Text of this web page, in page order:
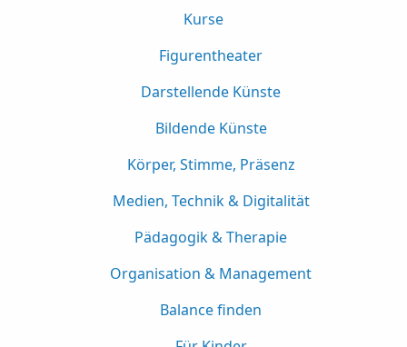
Kurse
Figurentheater
Darstellende Künste
Bildende Künste
Körper, Stimme, Präsenz
Medien, Technik & Digitalität
Pädagogik & Therapie
Organisation & Management
Balance finden